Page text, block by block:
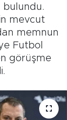
bulundu.
mevcut
memnun
Futbol
görüşme